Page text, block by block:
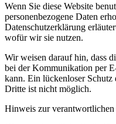
Wenn Sie diese Website
personenbezogene Daten
Datenschutzerklärung
wofür wir sie nutzen.
Wir weisen darauf hin, dass
bei der Kommunikation per
kann. Ein lückenloser
Dritte ist nicht möglich.
Hinweis zur verantwortlichen